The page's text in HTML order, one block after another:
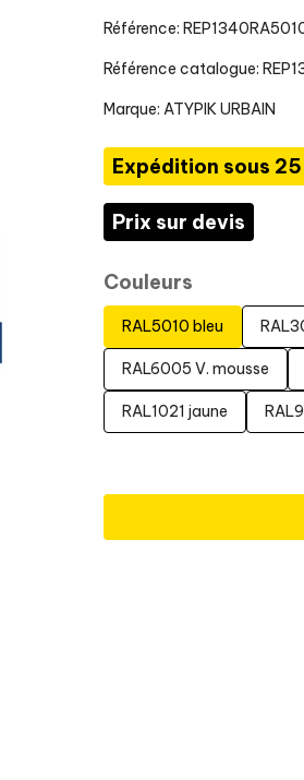
Référence:
Référence catalogue:
Marque: ATYPIK URBAIN
Expédition sous
Prix sur devis
Couleurs
RAL5010 bleu
RAL6005 V. mousse
RAL1021 jaune